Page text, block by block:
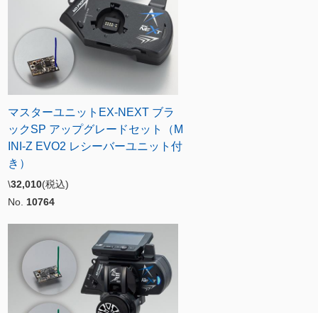
マスターユニットEX-NEXT ブラ
ックSP アップグレードセット（M
INI-Z EVO2 レシーバーユニット付
き）
\32,010(税込)
No. 10764